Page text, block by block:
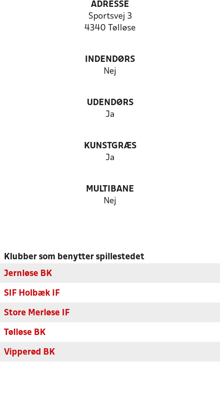
ADRESSE
Sportsvej 3
4340 Tølløse
INDENDØRS
Nej
UDENDØRS
Ja
KUNSTGRÆS
Ja
MULTIBANE
Nej
Klubber som benytter spillestedet
Jernløse BK
SIF Holbæk IF
Store Merløse IF
Tølløse BK
Vipperød BK